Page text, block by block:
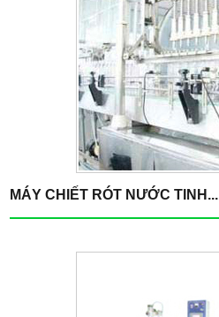
MÁY CHIẾT RÓT NƯỚC TINH...